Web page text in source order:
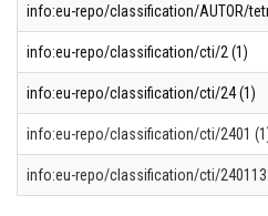
info:eu-repo/classification/AUTOR/
info:eu-repo/classification/cti/2 (1)
info:eu-repo/classification/cti/24 (1)
info:eu-repo/classification/cti/2401
info:eu-repo/classification/cti/240113